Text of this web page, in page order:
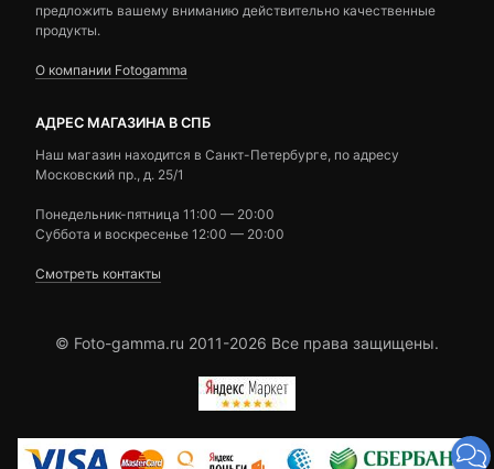
предложить вашему вниманию действительно качественные
продукты.
О компании Fotogamma
АДРЕС МАГАЗИНА В СПБ
Наш магазин находится в Санкт-Петербурге, по адресу
Московский пр., д. 25/1
Понедельник-пятница 11:00 — 20:00
Суббота и воскресенье 12:00 — 20:00
Смотреть контакты
© Foto-gamma.ru 2011-2026 Все права защищены.